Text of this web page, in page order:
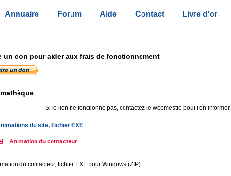
Annuaire Forum Aide Contact Livre d'or
un don pour aider aux frais de fonctionnement
Si le lien ne fonctionne pas, contactez le webmestre pour l'en informer.
du site, Fichier EXE
Animation du contacteur
du contacteur, fichier EXE pour Windows (ZIP).